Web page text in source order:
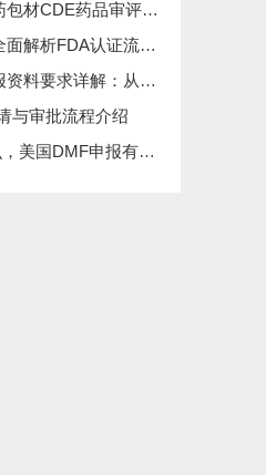
药品审评中心登记注册流程
认证流程及关键注意事项
求详解：从法规到实操
与审批流程介绍
几种分类，药物主文件备案流程介绍